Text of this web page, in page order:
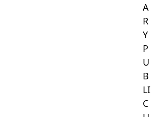
A
R
Y
P
U
B
LI
C